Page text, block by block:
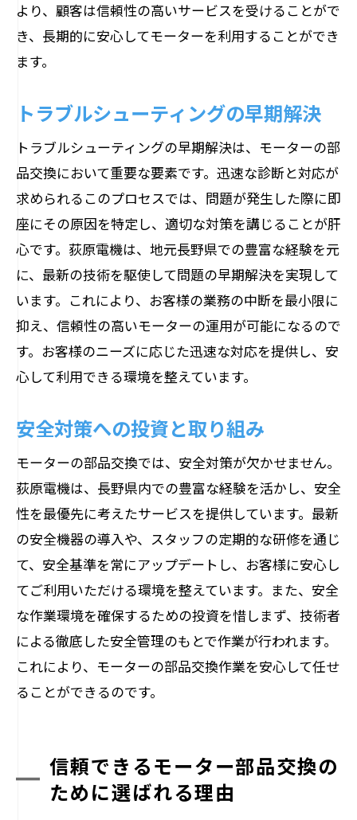
より、顧客は信頼性の高いサービスを受けることがで
き、長期的に安心してモーターを利用することができ
ます。
トラブルシューティングの早期解決
トラブルシューティングの早期解決は、モーターの部
品交換において重要な要素です。迅速な診断と対応が
求められるこのプロセスでは、問題が発生した際に即
座にその原因を特定し、適切な対策を講じることが肝
心です。荻原電機は、地元長野県での豊富な経験を元
に、最新の技術を駆使して問題の早期解決を実現して
います。これにより、お客様の業務の中断を最小限に
抑え、信頼性の高いモーターの運用が可能になるので
す。お客様のニーズに応じた迅速な対応を提供し、安
心して利用できる環境を整えています。
安全対策への投資と取り組み
モーターの部品交換では、安全対策が欠かせません。
荻原電機は、長野県内での豊富な経験を活かし、安全
性を最優先に考えたサービスを提供しています。最新
の安全機器の導入や、スタッフの定期的な研修を通じ
て、安全基準を常にアップデートし、お客様に安心し
てご利用いただける環境を整えています。また、安全
な作業環境を確保するための投資を惜しまず、技術者
による徹底した安全管理のもとで作業が行われます。
これにより、モーターの部品交換作業を安心して任せ
ることができるのです。
信頼できるモーター部品交換の
ために選ばれる理由